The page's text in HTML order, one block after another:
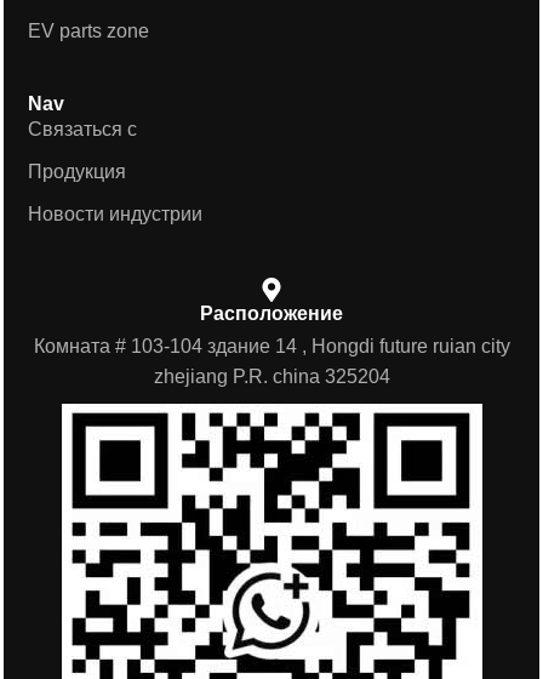
EV parts zone
Nav
Связаться с
Продукция
Новости индустрии
Расположение
Комната # 103-104 здание 14 , Hongdi future ruian city
zhejiang P.R. china 325204